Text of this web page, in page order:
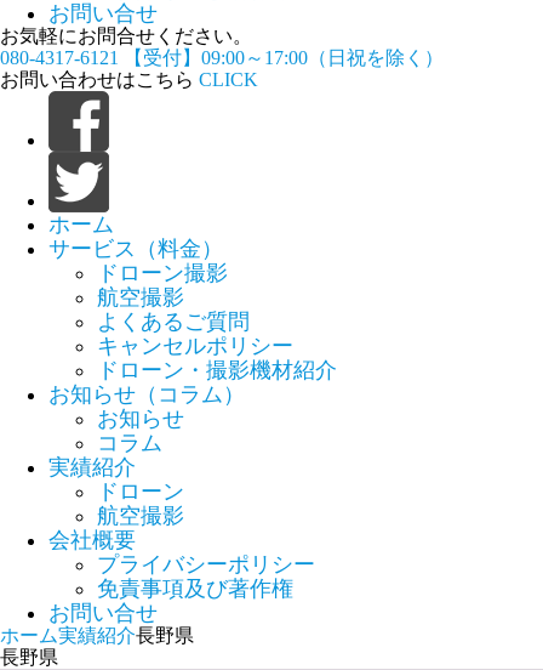
お問い合せ
お気軽にお問合せください。
080-4317-6121
【受付】09:00～17:00（日祝を除く）
お問い合わせはこちら CLICK
ホーム
サービス（料金）
ドローン撮影
航空撮影
よくあるご質問
キャンセルポリシー
ドローン・撮影機材紹介
お知らせ（コラム）
お知らせ
コラム
実績紹介
ドローン
航空撮影
会社概要
プライバシーポリシー
免責事項及び著作権
お問い合せ
ホーム実績紹介長野県
長野県